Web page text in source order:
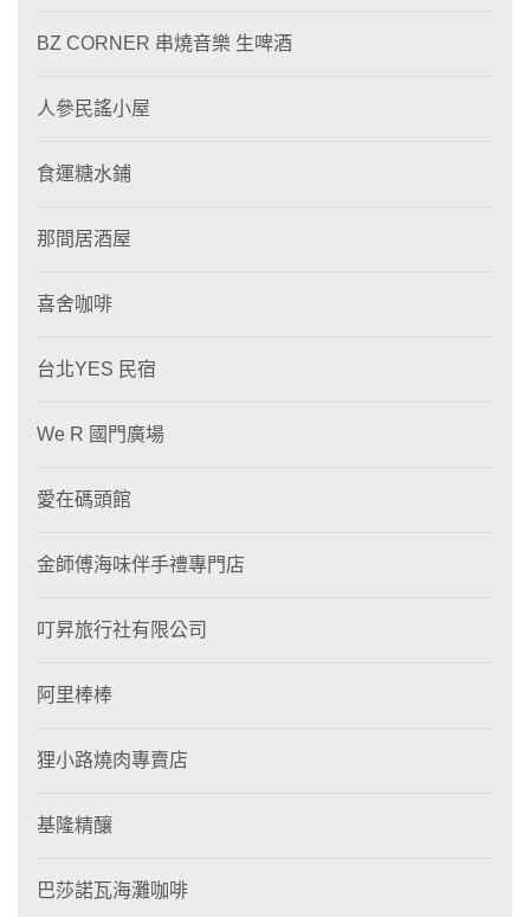
BZ CORNER 串燒音樂 生啤酒
人參民謠小屋
食運糖水鋪
那間居酒屋
喜舍咖啡
台北YES 民宿
We R 國門廣場
愛在碼頭館
金師傅海味伴手禮專門店
叮昇旅行社有限公司
阿里棒棒
狸⼩路燒肉專賣店
基隆精釀
巴莎諾瓦海灘咖啡